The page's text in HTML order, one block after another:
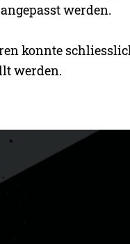
werden.
konnte
werden.